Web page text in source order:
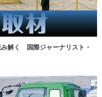
み解く 国際ジャーナリスト・